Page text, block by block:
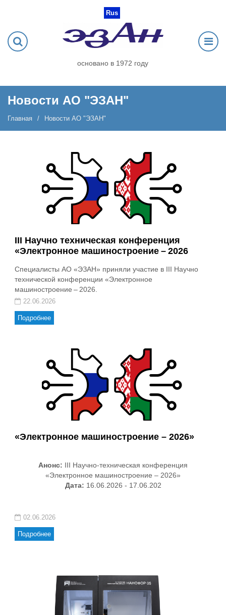
Rus
основано в 1972 году
Новости АО "ЭЗАН"
Главная Новости АО "ЭЗАН"
III Научно техническая конференция
«Электронное машиностроение – 2026
Специалисты АО «ЭЗАН» приняли участие в III Научно
технической конференции «Электронное
машиностроение – 2026.
22.06.2026
Подробнее
«Электронное машиностроение – 2026»
Анонс: III Научно-техническая конференция
«Электронное машиностроение – 2026»
Дата: 16.06.2026 - 17.06.202
02.06.2026
Подробнее